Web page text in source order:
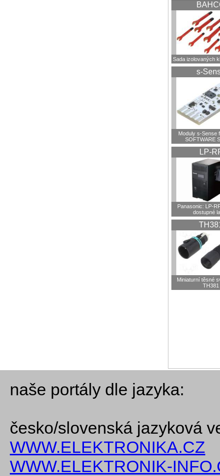
Sada izolovaných
s-
Moduly s-Sense
SOFTWARE
LP-
Panasonic: LP-
dostupné
Miniaturní těsné
TH381
naše portály dle jazyka:
česko/slovenská jazyková
WWW.ELEKTRONIKA.CZ
WWW.ELEKTRONIK-